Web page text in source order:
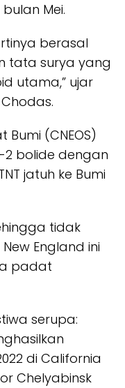
Mei.
berasal
tata surya yang
utama,” ujar
Chodas.
Bumi (CNEOS)
2 bolide dengan
jatuh ke Bumi
tidak
England ini
padat
serupa:
di California
Chelyabinsk